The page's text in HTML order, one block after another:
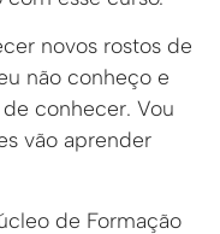
novos rostos de
não conheço e
conhecer. Vou
vão aprender
de Formação